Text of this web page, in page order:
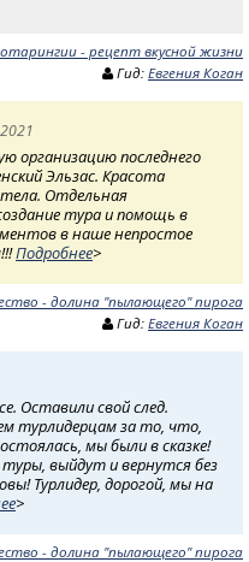
- рецепт вкусной жизни
Гид: Евгения Коган
организацию последнего
Эльзас. Красота
Отдельная
тура и помощь в
в наше непростое
Подробнее>
- долина "пылающего" пирога
Гид: Евгения Коган
Оставили свой след.
турлидерцам за то, что,
мы были в сказке!
выйдут и вернутся без
Турлидер, дорогой, мы на
>
- долина "пылающего" пирога